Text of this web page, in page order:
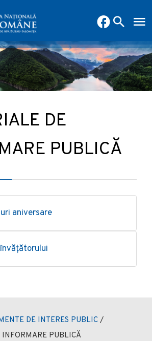
DE
PUBLICĂ
aniversare
DE INTERES PUBLIC /
INFORMARE PUBLICĂ